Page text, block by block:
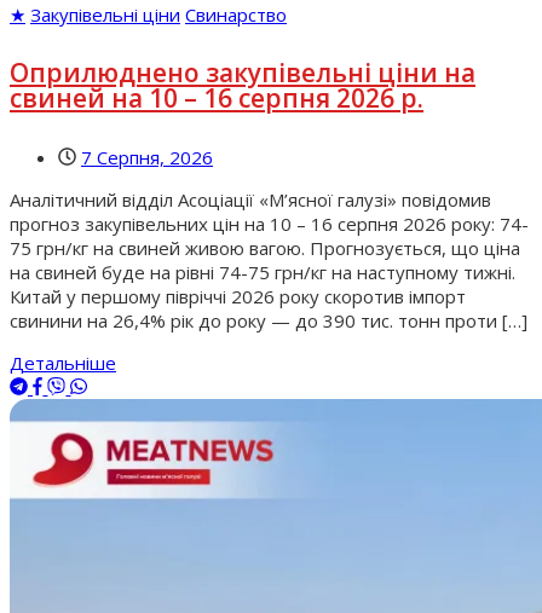
★ Закупівельні ціни Свинарство
Оприлюднено закупівельні ціни на
свиней на 10 – 16 серпня 2026 р.
7 Серпня, 2026
Аналітичний відділ Асоціації «М’ясної галузі» повідомив
прогноз закупівельних цін на 10 – 16 серпня 2026 року: 74-
75 грн/кг на свиней живою вагою. Прогнозується, що ціна
на свиней буде на рівні 74-75 грн/кг на наступному тижні.
Китай у першому півріччі 2026 року скоротив імпорт
свинини на 26,4% рік до року — до 390 тис. тонн проти […]
Детальніше